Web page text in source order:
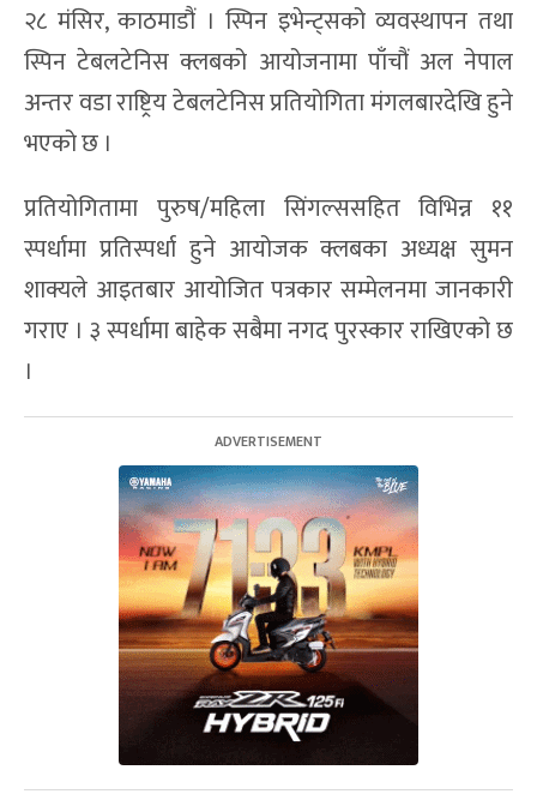
२८ मंसिर, काठमाडौं । स्पिन इभेन्ट्सको व्यवस्थापन तथा
स्पिन टेबलटेनिस क्लबको आयोजनामा पाँचौं अल नेपाल
अन्तर वडा राष्ट्रिय टेबलटेनिस प्रतियोगिता मंगलबारदेखि हुने
भएको छ ।
प्रतियोगितामा पुरुष/महिला सिंगल्ससहित विभिन्न ११
स्पर्धामा प्रतिस्पर्धा हुने आयोजक क्लबका अध्यक्ष सुमन
शाक्यले आइतबार आयोजित पत्रकार सम्मेलनमा जानकारी
गराए । ३ स्पर्धामा बाहेक सबैमा नगद पुरस्कार राखिएको छ
।